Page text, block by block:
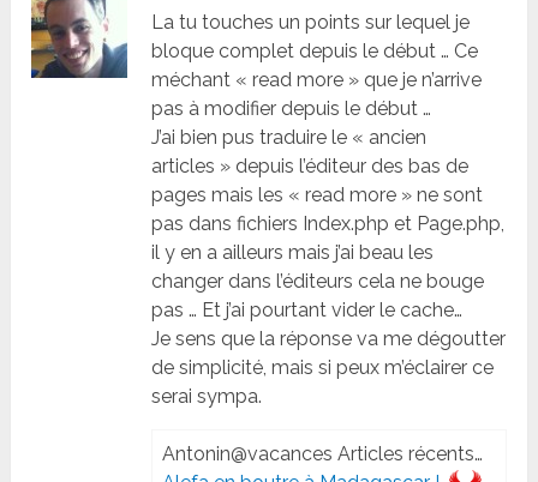
La tu touches un points sur lequel je
bloque complet depuis le début … Ce
méchant « read more » que je n’arrive
pas à modifier depuis le début …
J’ai bien pus traduire le « ancien
articles » depuis l’éditeur des bas de
pages mais les « read more » ne sont
pas dans fichiers Index.php et Page.php,
il y en a ailleurs mais j’ai beau les
changer dans l’éditeurs cela ne bouge
pas … Et j’ai pourtant vider le cache…
Je sens que la réponse va me dégoutter
de simplicité, mais si peux m’éclairer ce
serai sympa.
Antonin@vacances Articles récents…